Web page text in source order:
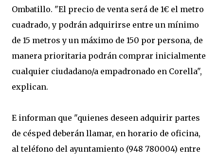
Ombatillo. "El precio de venta será de 1€ el metro
cuadrado, y podrán adquirirse entre un mínimo
de 15 metros y un máximo de 150 por persona, de
manera prioritaria podrán comprar inicialmente
cualquier ciudadano/a empadronado en Corella",
explican.
E informan que "quienes deseen adquirir partes
de césped deberán llamar, en horario de oficina,
al teléfono del ayuntamiento (948 780004) entre